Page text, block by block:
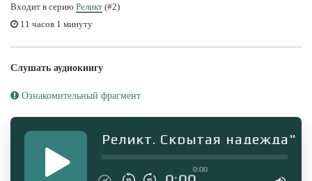
Входит в серию Реликт (#2)
11 часов 1 минуту
Слушать аудиокнигу
Ознакомительный фрагмент
"Реликт. Скрытая надежда"
0:00